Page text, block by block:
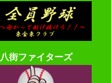
八街ファイターズ